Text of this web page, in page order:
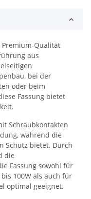
Premium-Qualität
aus
bei der
oder beim
Fassung bietet
Schraubkontakten
während die
Schutz bietet. Durch
die
Fassung sowohl für
100W als auch für
optimal geeignet.